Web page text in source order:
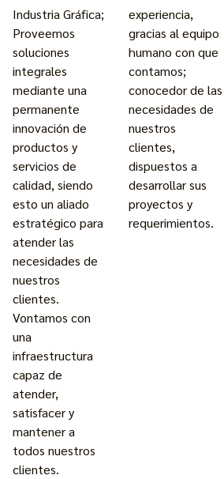
Industria Gráfica;
Proveemos
soluciones
integrales
mediante una
permanente
innovación de
productos y
servicios de
calidad, siendo
esto un aliado
estratégico para
atender las
necesidades de
nuestros
clientes.
Vontamos con
una
infraestructura
capaz de
atender,
satisfacer y
mantener a
todos nuestros
clientes.
experiencia,
gracias al equipo
humano con que
contamos;
conocedor de las
necesidades de
nuestros
clientes,
dispuestos a
desarrollar sus
proyectos y
requerimientos.